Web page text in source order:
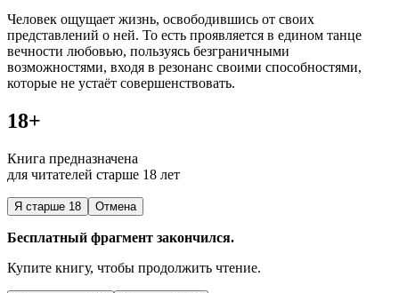
Человек ощущает жизнь, освободившись от своих
представлений о ней. То есть проявляется в едином танце
вечности любовью, пользуясь безграничными
возможностями, входя в резонанс своими способностями,
которые не устаёт совершенствовать.
18+
Книга предназначена
для читателей старше 18 лет
Я старше 18 Отмена
Бесплатный фрагмент закончился.
Купите книгу, чтобы продолжить чтение.